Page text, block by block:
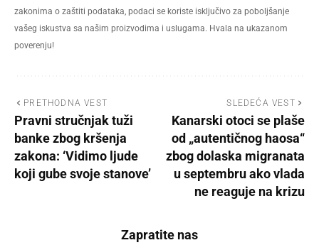
zakonima o zaštiti podataka, podaci se koriste isključivo za poboljšanje
vašeg iskustva sa našim proizvodima i uslugama. Hvala na ukazanom
poverenju!
PRETHODNA VEST
Pravni stručnjak tuži
banke zbog kršenja
zakona: ‘Vidimo ljude
koji gube svoje stanove’
SLEDEĆA VEST
Kanarski otoci se plaše
od „autentičnog haosa“
zbog dolaska migranata
u septembru ako vlada
ne reaguje na krizu
Zapratite nas